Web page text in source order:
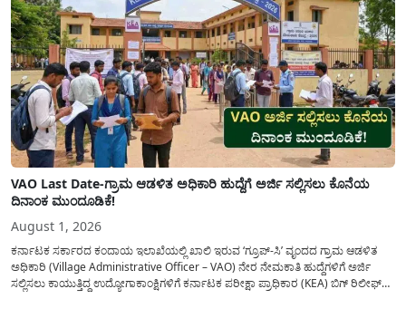
VAO Last Date-ಗ್ರಾಮ ಆಡಳಿತ ಅಧಿಕಾರಿ ಹುದ್ದೆಗೆ ಅರ್ಜಿ ಸಲ್ಲಿಸಲು ಕೊನೆಯ
ದಿನಾಂಕ ಮುಂದೂಡಿಕೆ!
August 1, 2026
ಕರ್ನಾಟಕ ಸರ್ಕಾರದ ಕಂದಾಯ ಇಲಾಖೆಯಲ್ಲಿ ಖಾಲಿ ಇರುವ ‘ಗ್ರೂಪ್-ಸಿ’ ವೃಂದದ ಗ್ರಾಮ ಆಡಳಿತ
ಅಧಿಕಾರಿ (Village Administrative Officer – VAO) ನೇರ ನೇಮಕಾತಿ ಹುದ್ದೆಗಳಿಗೆ ಅರ್ಜಿ
ಸಲ್ಲಿಸಲು ಕಾಯುತ್ತಿದ್ದ ಉದ್ಯೋಗಾಕಾಂಕ್ಷಿಗಳಿಗೆ ಕರ್ನಾಟಕ ಪರೀಕ್ಷಾ ಪ್ರಾಧಿಕಾರ (KEA) ಬಿಗ್ ರಿಲೀಫ್